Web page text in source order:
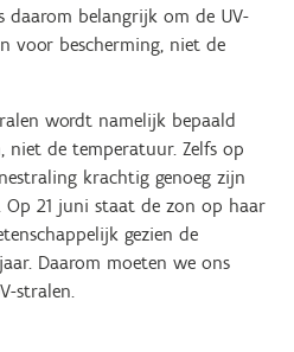
daarom belangrijk om de UV-
voor bescherming, niet de
wordt namelijk bepaald
de temperatuur. Zelfs op
krachtig genoeg zijn
21 juni staat de zon op haar
gezien de
Daarom moeten we ons
stralen.